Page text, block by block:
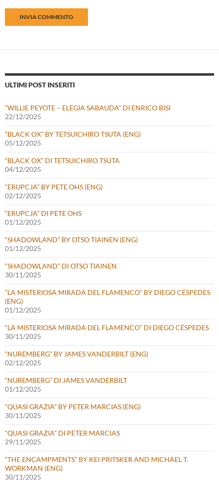
ULTIMI POST INSERITI
“WILLIE PEYOTE – ELEGIA SABAUDA” DI ENRICO BISI
22/12/2025
“BLACK OX” BY TETSUICHIRO TSUTA (ENG)
05/12/2025
“BLACK OX” DI TETSUICHIRO TSUTA
04/12/2025
“ERUPCJA” BY PETE OHS (ENG)
02/12/2025
“ERUPCJA” DI PETE OHS
01/12/2025
“SHADOWLAND” BY OTSO TIAINEN (ENG)
01/12/2025
“SHADOWLAND” DI OTSO TIAINEN
30/11/2025
“LA MISTERIOSA MIRADA DEL FLAMENCO” BY DIEGO CÉSPEDES
(ENG)
01/12/2025
“LA MISTERIOSA MIRADA DEL FLAMENCO” DI DIEGO CÉSPEDES
30/11/2025
“NUREMBERG” BY JAMES VANDERBILT (ENG)
02/12/2025
“NUREMBERG” DI JAMES VANDERBILT
01/12/2025
“QUASI GRAZIA” BY PETER MARCIAS (ENG)
30/11/2025
“QUASI GRAZIA” DI PETER MARCIAS
29/11/2025
“THE ENCAMPMENTS” BY KEI PRITSKER AND MICHAEL T.
WORKMAN (ENG)
30/11/2025